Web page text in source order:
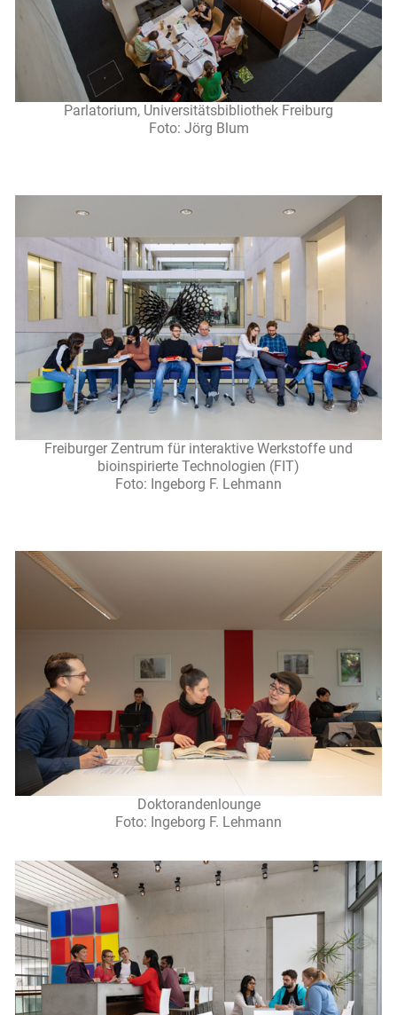
Parlatorium, Universitätsbibliothek Freiburg
Foto: Jörg Blum
Freiburger Zentrum für interaktive Werkstoffe und
bioinspirierte Technologien (FIT)
Foto: Ingeborg F. Lehmann
Doktorandenlounge
Foto: Ingeborg F. Lehmann